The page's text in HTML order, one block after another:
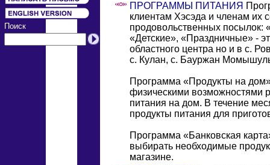
Поиск
ПРОГРАММЫ ПИТАНИЯ
клиентам Хэсэда и членам
продовольственных
«Детские», «Праздничные» -
областного центра но и в c.
с. Кулан, с. Бауржан Момышулы
Программа «Продукты на
физическими возможностями
питания на дом. В течение
продукты питания для
Программа «Банковская
выбирать необходимые
магазине.